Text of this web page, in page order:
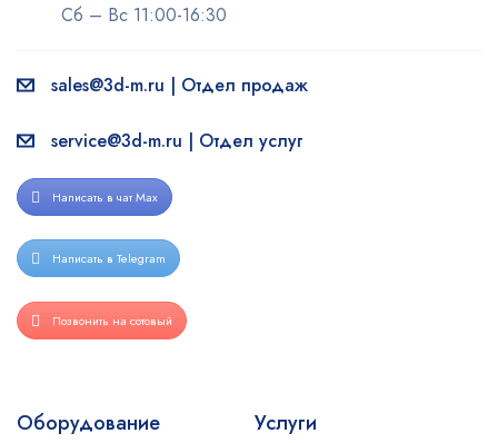
Сб – Вс 11:00-16:30
sales@3d-m.ru | Отдел продаж
service@3d-m.ru | Отдел услуг
Написать в чат Max
Написать в Telegram
Позвонить на сотовый
Оборудование Услуги